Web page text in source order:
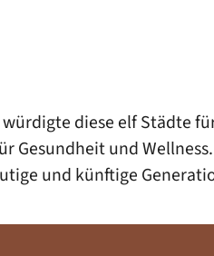
würdigte diese elf Städte
Gesundheit und
und künftige